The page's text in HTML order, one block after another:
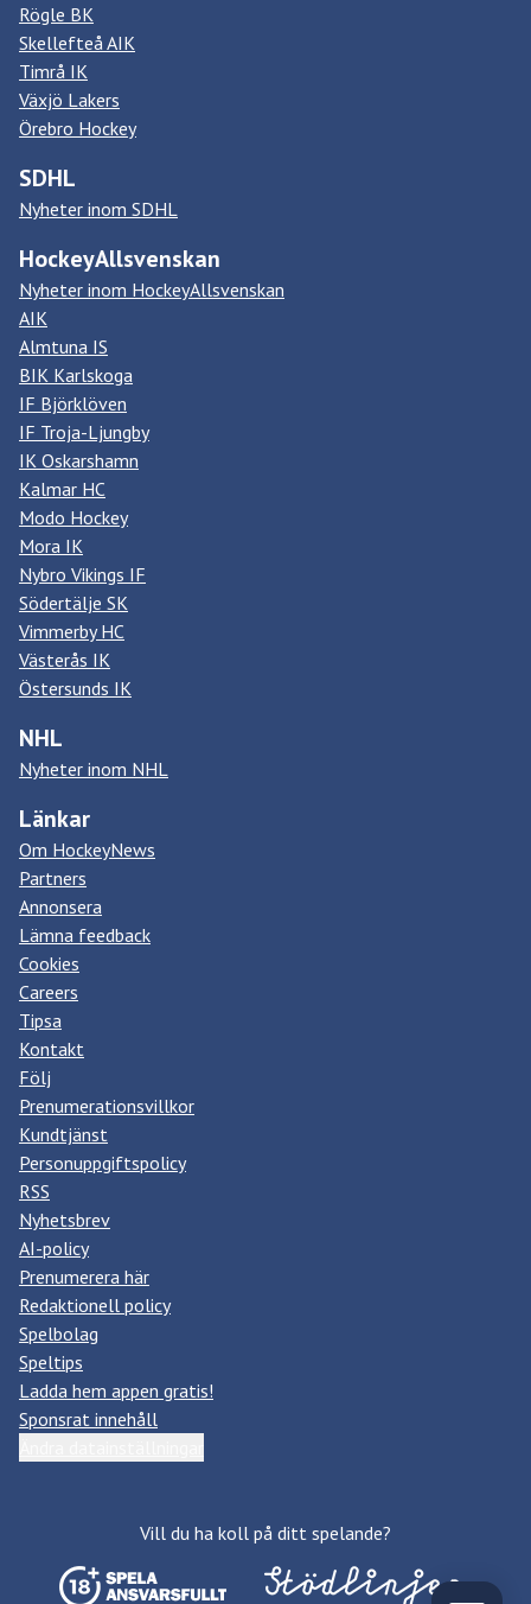
Rögle BK
Skellefteå AIK
Timrå IK
Växjö Lakers
Örebro Hockey
SDHL
Nyheter inom SDHL
HockeyAllsvenskan
Nyheter inom HockeyAllsvenskan
AIK
Almtuna IS
BIK Karlskoga
IF Björklöven
IF Troja-Ljungby
IK Oskarshamn
Kalmar HC
Modo Hockey
Mora IK
Nybro Vikings IF
Södertälje SK
Vimmerby HC
Västerås IK
Östersunds IK
NHL
Nyheter inom NHL
Länkar
Om HockeyNews
Partners
Annonsera
Lämna feedback
Cookies
Careers
Tipsa
Kontakt
Följ
Prenumerationsvillkor
Kundtjänst
Personuppgiftspolicy
RSS
Nyhetsbrev
AI-policy
Prenumerera här
Redaktionell policy
Spelbolag
Speltips
Ladda hem appen gratis!
Sponsrat innehåll
Vill du ha koll på ditt spelande?